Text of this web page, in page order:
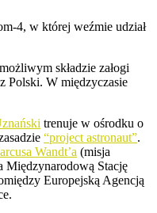
4, w której weźmie udział
składzie załogi
Polski. W międzyczasie
trenuje w ośrodku o
“project astronaut”.
Wandt’a (misja
Międzynarodową Stację
Europejską Agencją